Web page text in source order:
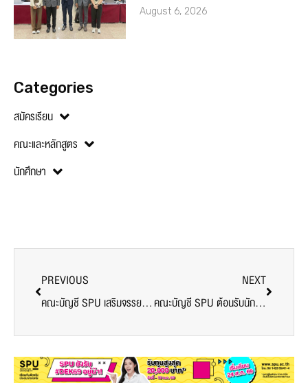
August 6, 2026
Categories
สมัครเรียน
คณะและหลักสูตร
นักศึกษา
PREVIOUS
คณะบัญชี SPU เสริมจรรยาบรรณและความรู้ พร้อมปูทางสู่นักบัญชีมืออาชีพ ผ่านกิจกรรม ‘ACC SPU Check in’
NEXT
คณะบัญชี SPU ต้อนรับนักศึกษาใหม่ #Dek68 รอบ 2 เสริมความรู้และแรงบันดาลใจ สู่เส้นทางวิชาชีพบัญชี